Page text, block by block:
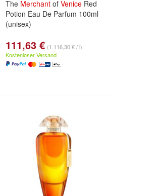
The Merchant of Venice Red
Potion Eau De Parfum 100ml
(unisex)
111,63 € (1.116,30 € / l)
Kostenloser Versand